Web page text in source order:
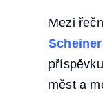
Mezi
Scheiner
měst a